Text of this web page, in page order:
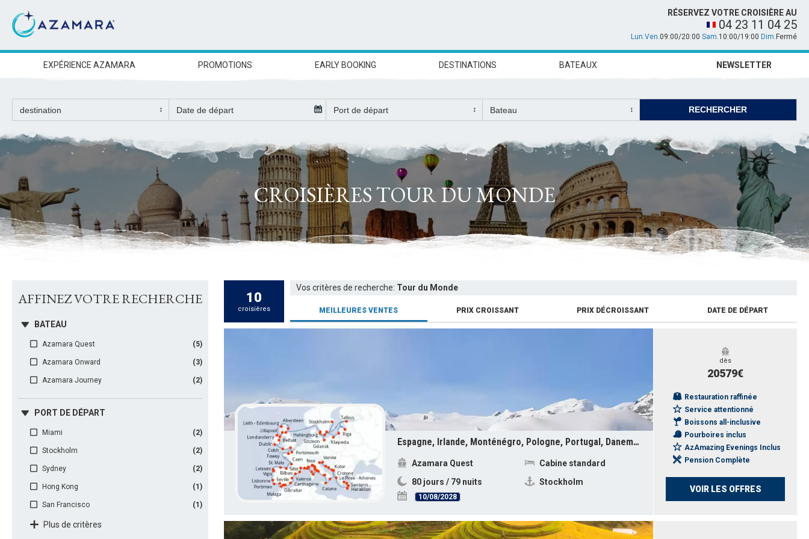
RÉSERVEZ VOTRE CROISIÈRE AU
04 23 11 04 25
Lun.Ven.09:00/20:00 Sam.10:00/19:00 Dim. Fermé
EXPÉRIENCE AZAMARA PROMOTIONS EARLY BOOKING DESTINATIONS BATEAUX NEWSLETTER
CROISIÈRES TOUR DU MONDE
AFFINEZ VOTRERECHERCHE
BATEAU
Azamara Quest (5)
Azamara Onward (3)
Azamara Journey (2)
PORT DE DÉPART
Miami (2)
Stockholm (2)
Sydney (2)
Hong Kong (1)
San Francisco (1)
Plus de critères
10
croisières
Vos critères de recherche: Tour du Monde
MEILLEURES VENTES PRIX CROISSANT PRIX DÉCROISSANT DATE DE DÉPART
Espagne, Irlande, Monténégro, Pologne, Portugal, Danemark, France, Grèce, Suède, Italie, Croatie, Slovénie, Royaume-Uni, Lettonie, Lituanie, Gibraltar, Estonie
Azamara Quest
80 jours / 79 nuits
Cabine standard
Stockholm
10/08/2028
dès
20579€
Restauration raffinée
Service attentionné
Boissons all-inclusive
Pourboires inclus
AzAmazing Evenings Inclus
Pension Complète
VOIR LES OFFRES